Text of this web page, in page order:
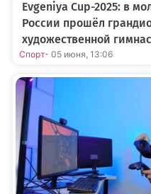
Evgeniya Cup-2025: в
России прошёл
художественной
Спорт- 05 июня, 13:06